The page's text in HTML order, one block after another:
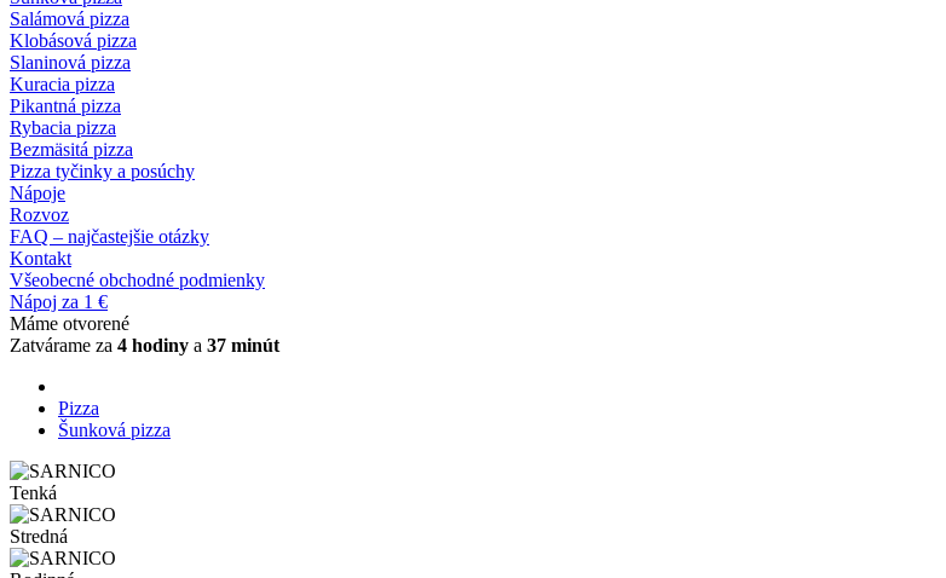
Salámová pizza
Klobásová pizza
Slaninová pizza
Kuracia pizza
Pikantná pizza
Rybacia pizza
Bezmäsitá pizza
Pizza tyčinky a posúchy
Nápoje
Rozvoz
FAQ – najčastejšie otázky
Kontakt
Všeobecné obchodné podmienky
Nápoj za 1 €
Máme otvorené
Zatvárame za 4 hodiny a 37 minút
Pizza
Šunková pizza
Tenká
Stredná